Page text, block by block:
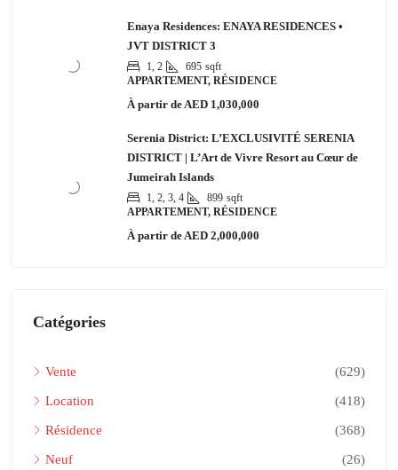
Enaya Residences: ENAYA RESIDENCES •
JVT DISTRICT 3
1, 2 695 sqft
APPARTEMENT, RÉSIDENCE
À partir de AED 1,030,000
Serenia District: L’EXCLUSIVITÉ SERENIA
DISTRICT | L’Art de Vivre Resort au Cœur de
Jumeirah Islands
1, 2, 3, 4 899 sqft
APPARTEMENT, RÉSIDENCE
À partir de AED 2,000,000
Catégories
Vente (629)
Location (418)
Résidence (368)
Neuf (26)